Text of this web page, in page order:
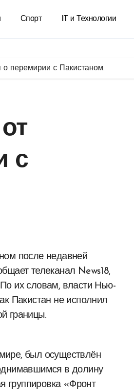
Спорт IT и Технологии
о перемирии с Пакистаном.
с
телеканал News18,
их словам, власти Нью-
Пакистан не исполнил
границы.
был осуществлён
в долину
группировка «Фронт